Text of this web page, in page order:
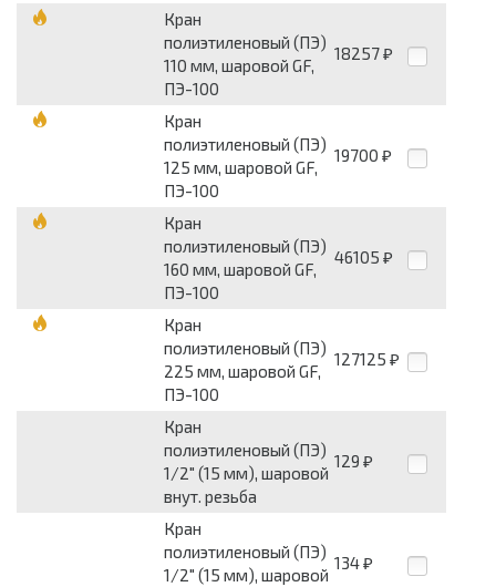
Кран
полиэтиленовый (ПЭ)
110 мм, шаровой GF,
ПЭ-100
18257 ₽
Кран
полиэтиленовый (ПЭ)
125 мм, шаровой GF,
ПЭ-100
19700 ₽
Кран
полиэтиленовый (ПЭ)
160 мм, шаровой GF,
ПЭ-100
46105 ₽
Кран
полиэтиленовый (ПЭ)
225 мм, шаровой GF,
ПЭ-100
127125 ₽
Кран
полиэтиленовый (ПЭ)
1/2" (15 мм), шаровой
внут. резьба
129 ₽
Кран
полиэтиленовый (ПЭ)
1/2" (15 мм), шаровой
134 ₽